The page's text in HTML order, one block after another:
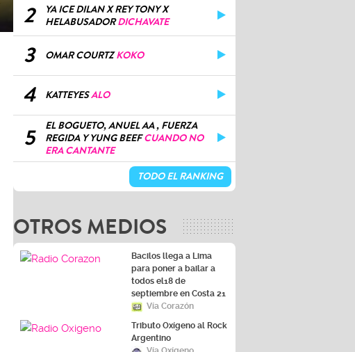
2
YA ICE DILAN X REY TONY X
HELABUSADORDICHAVATE
3 OMAR COURTZKOKO
4 KATTEYESALO
5
EL BOGUETO, ANUEL AA , FUERZA
REGIDA Y YUNG BEEFCUANDO NO
ERA CANTANTE
TODO EL RANKING
OTROS MEDIOS
Bacilos llega a Lima
para poner a bailar a
todos el18 de
septiembre en Costa 21
Vía Corazón
Tributo Oxígeno al Rock
Argentino